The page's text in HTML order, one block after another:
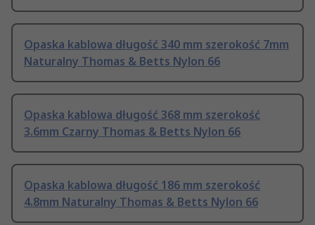
Opaska kablowa długość 340 mm szerokość 7mm
Naturalny Thomas & Betts Nylon 66
Opaska kablowa długość 368 mm szerokość
3.6mm Czarny Thomas & Betts Nylon 66
Opaska kablowa długość 186 mm szerokość
4.8mm Naturalny Thomas & Betts Nylon 66